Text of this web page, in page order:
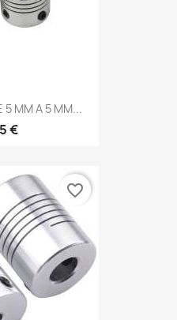
5 MM A 5 MM...
€
favorite_border